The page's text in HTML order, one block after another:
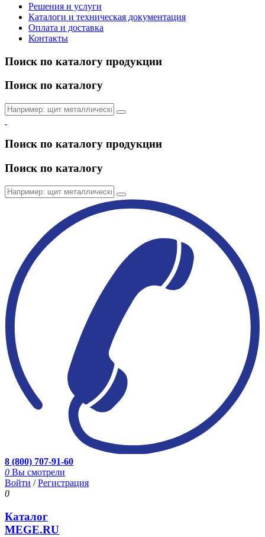
Решения и услуги
Каталоги и техническая документация
Оплата и доставка
Контакты
Поиск по каталогу продукции
Поиск по каталогу
Поиск по каталогу продукции
Поиск по каталогу
8 (800) 707-91-60
0 Вы смотрели
Войти /Регистрация
0
Каталог
MEGE.RU